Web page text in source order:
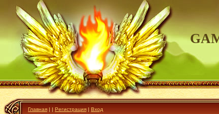
Главная | | Регистрация | Вход